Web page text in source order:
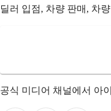
딜러 입점, 차량 판매, 차
공식 미디어 채널에서 아